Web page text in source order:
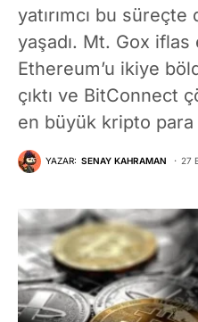
yatırımcı bu süreçte
yaşadı. Mt. Gox iflas
Ethereum’u ikiye
çıktı ve BitConnect
en büyük kripto para
YAZAR: SENAY KAHRAMAN 27